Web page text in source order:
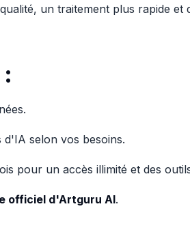
un traitement plus rapide et
selon vos besoins.
pour un accès illimité et des
officiel d'Artguru AI.